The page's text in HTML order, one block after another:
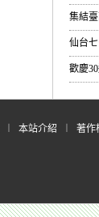
集結
仙台
歡慶
本站介紹 著作